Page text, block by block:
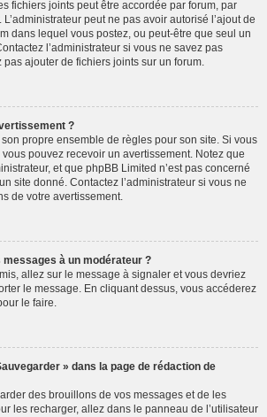
fichiers joints peut être accordée par forum, par
peut ne pas avoir autorisé l’ajout de
dans lequel vous postez, ou peut-être que seul un
l’administrateur si vous ne savez pas
ajouter de fichiers joints sur un forum.
?
propre ensemble de règles pour son site. Si vous
pouvez recevoir un avertissement. Notez que
et que phpBB Limited n’est pas concerné
site donné. Contactez l’administrateur si vous ne
de votre avertissement.
à un modérateur ?
allez sur le message à signaler et vous devriez
le message. En cliquant dessus, vous accéderez
le faire.
» dans la page de rédaction de
des brouillons de vos messages et de les
les recharger, allez dans le panneau de l’utilisateur